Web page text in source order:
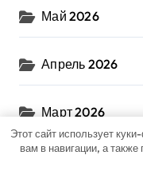
Май 2026
Апрель 2026
Март 2026
Этот сайт использует
вам в навигации, а